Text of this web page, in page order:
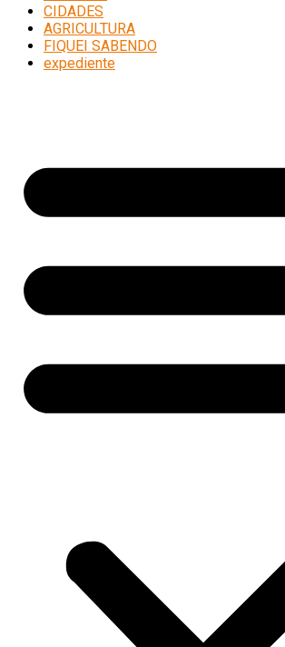
CIDADES
AGRICULTURA
FIQUEI SABENDO
expediente